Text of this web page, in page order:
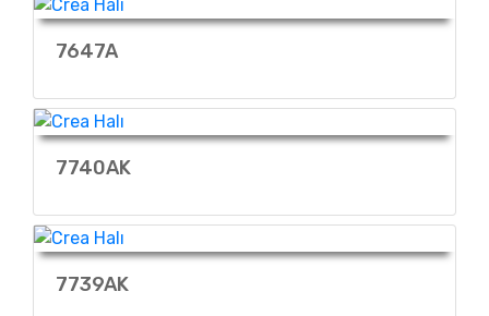
7647A
7740AK
7739AK